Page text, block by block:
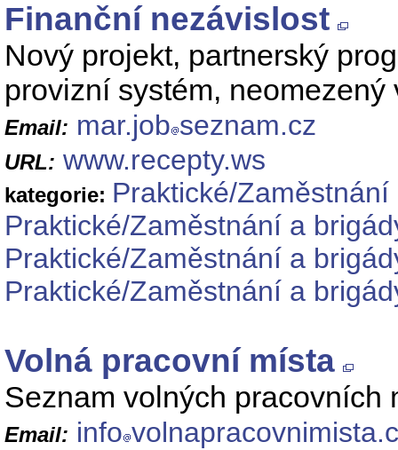
Finanční nezávislost
Nový projekt, partnerský
provizní systém,
Email: mar.job seznam.cz
URL: www.recepty.ws
kategorie: Praktické/
Praktické/Zaměstnání a
Praktické/Zaměstnání a
Praktické/Zaměstnání a
Volná pracovní místa
Seznam volných pracovních
Email: info